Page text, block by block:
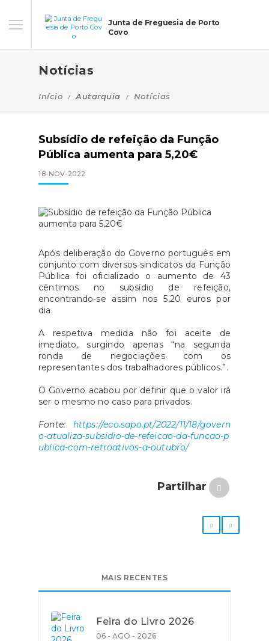
Junta de Freguesia de Porto
Covo
Notícias
Início Autarquia Notícias
Subsídio de refeição da Função
Pública aumenta para 5,20€
18-NOV-2022
Após deliberação do Governo português em
conjunto com diversos sindicatos da Função
Pública foi oficializado o aumento de 43
cêntimos no subsídio de refeição,
encontrando-se assim nos 5,20 euros por
dia.
A respetiva medida não foi aceite de
imediato, surgindo apenas “na segunda
ronda de negociações com os
representantes dos trabalhadores públicos.”.
O Governo acabou por definir que o valor irá
ser o mesmo no caso para privados.
Fonte: https://eco.sapo.pt/2022/11/18/govern
o-atualiza-subsidio-de-refeicao-da-funcao-p
ublica-com-retroativos-a-outubro/
Partilhar
MAIS RECENTES
Feira do Livro 2026
06 - AGO - 2026